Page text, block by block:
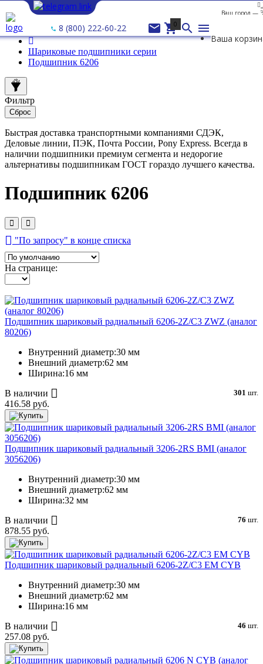
Ваш город —
8 (800) 222-60-22  
0
Ваша
 
Шариковые подшипники серии
Подшипник 6206
Фильтр
Сброс
Быстрая доставка транспортными компаниями СДЭК,
Деловые линии, ПЭК, Почта России, Pony Express. Всегда в
наличии подшипники премиум сегмента и недорогие
альтернативы подшипникам ГОСТ гораздо лучшего качества.
Подшипник 6206
"По запросу" в конце списка
На странице:
Подшипник шариковый радиальный 6206-2Z/C3 ZWZ (аналог
80206)
Внутренний диаметр:30 мм
Внешний диаметр:62 мм
Ширина:16 мм
В наличии
301 шт.
416.58 руб.
Подшипник шариковый радиальный 3206-2RS BMI (аналог
3056206)
Внутренний диаметр:30 мм
Внешний диаметр:62 мм
Ширина:32 мм
В наличии
76 шт.
878.55 руб.
Подшипник шариковый радиальный 6206-2Z/C3 EM CYB
Внутренний диаметр:30 мм
Внешний диаметр:62 мм
Ширина:16 мм
В наличии
46 шт.
257.08 руб.